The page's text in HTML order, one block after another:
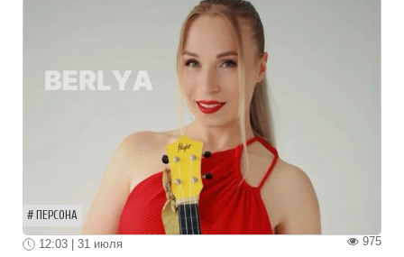
ПЕРСОНА
975
12:03 | 31 июля